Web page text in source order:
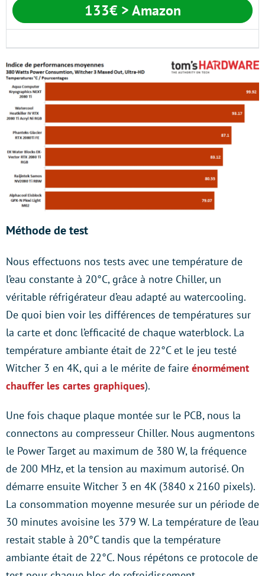
133€ > Amazon
Méthode de test
Nous effectuons nos tests avec une température de
l’eau constante à 20°C, grâce à notre Chiller, un
véritable réfrigérateur d’eau adapté au watercooling.
De quoi bien voir les différences de températures sur
la carte et donc l’efficacité de chaque waterblock. La
température ambiante était de 22°C et le jeu testé
Witcher 3 en 4K, qui a le mérite de faire énormément
chauffer les cartes graphiques).
Une fois chaque plaque montée sur le PCB, nous la
connectons au compresseur Chiller. Nous augmentons
le Power Target au maximum de 380 W, la fréquence
de 200 MHz, et la tension au maximum autorisé. On
démarre ensuite Witcher 3 en 4K (3840 x 2160 pixels).
La consommation moyenne mesurée sur un période de
30 minutes avoisine les 379 W. La température de l’eau
restait stable à 20°C tandis que la température
ambiante était de 22°C. Nous répétons ce protocole de